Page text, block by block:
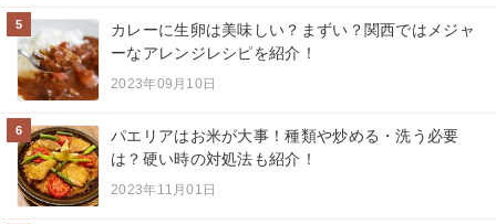
5
カレーに生卵は美味しい？まずい？関西ではメジャ
ーなアレンジレシピを紹介！
2023年09月10日
6
パエリアはお米が大事！種類や炒める・洗う必要
は？硬い時の対処法も紹介！
2023年11月01日